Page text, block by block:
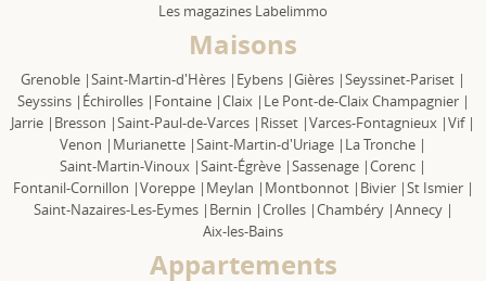
Les magazines Labelimmo
Maisons
Grenoble |Saint-Martin-d'Hères | Eybens |Gières |Seyssinet-Pariset |
Seyssins | Échirolles | Fontaine |Claix | Le Pont-de-Claix Champagnier |
Jarrie | Bresson |Saint-Paul-de-Varces | Risset |Varces-Fontagnieux |Vif |
Venon | Murianette |Saint-Martin-d'Uriage | La Tronche |
Saint-Martin-Vinoux |Saint-Égrève |Sassenage |Corenc |
Fontanil-Cornillon |Voreppe | Meylan | Montbonnot | Bivier |St Ismier |
Saint-Nazaires-Les-Eymes | Bernin |Crolles |Chambéry |Annecy |
Aix-les-Bains
Appartements